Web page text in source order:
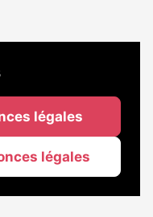
légales
légales